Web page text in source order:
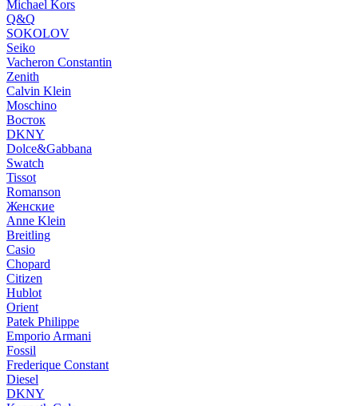
Michael Kors
Q&Q
SOKOLOV
Seiko
Vacheron Constantin
Zenith
Calvin Klein
Moschino
Восток
DKNY
Dolce&Gabbana
Swatch
Tissot
Romanson
Женские
Anne Klein
Breitling
Casio
Chopard
Citizen
Hublot
Orient
Patek Philippe
Emporio Armani
Fossil
Frederique Constant
Diesel
DKNY